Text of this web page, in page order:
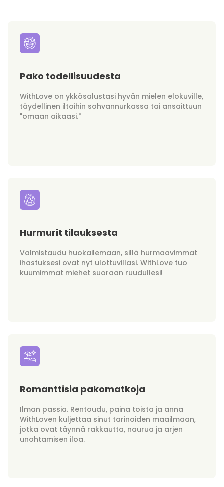
Pako todellisuudesta
WithLove on ykkösalustasi hyvän mielen elokuville,
täydellinen iltoihin sohvannurkassa tai ansaittuun
"omaan aikaasi."
Hurmurit tilauksesta
Valmistaudu huokailemaan, sillä hurmaavimmat
ihastuksesi ovat nyt ulottuvillasi. WithLove tuo
kuumimmat miehet suoraan ruudullesi!
Romanttisia pakomatkoja
Ilman passia. Rentoudu, paina toista ja anna
WithLoven kuljettaa sinut tarinoiden maailmaan,
jotka ovat täynnä rakkautta, naurua ja arjen
unohtamisen iloa.